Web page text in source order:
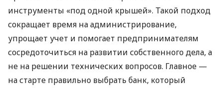
инструменты «под одной крышей». Такой подход
сокращает время на администрирование,
упрощает учет и помогает предпринимателям
сосредоточиться на развитии собственного дела, а
не на решении технических вопросов. Главное —
на старте правильно выбрать банк, который